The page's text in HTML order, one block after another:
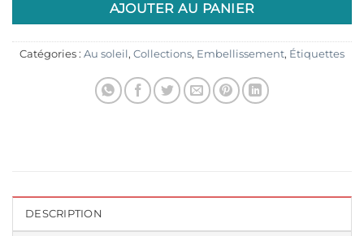
AJOUTER AU PANIER
Catégories : Au soleil, Collections, Embellissement, Étiquettes
DESCRIPTION